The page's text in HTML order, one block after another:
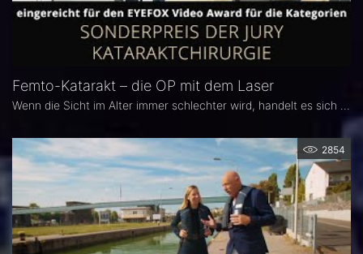
Femto-Katarakt – die OP mit dem Laser
2854